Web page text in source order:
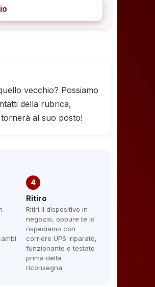
vecchio? Possiamo
della rubrica,
al suo posto!
4
Ritiro
Ritiri il dispositivo in
negozio, oppure te lo
rispediamo con
corriere UPS: riparato,
funzionante e testato
prima della
riconsegna